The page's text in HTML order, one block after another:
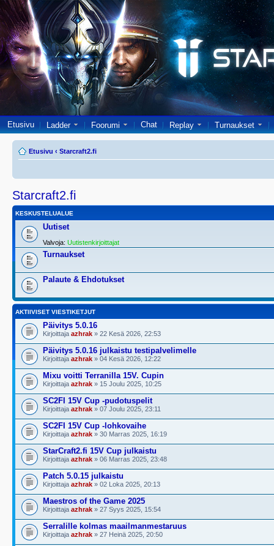
Etusivu Ladder Foorumi Chat Replay Turnaukset
Etusivu ‹ Starcraft2.fi
Starcraft2.fi
KESKUSTELUALUE
Uutiset
Valvoja: Uutistenkirjoittajat
Turnaukset
Palaute & Ehdotukset
AKTIIVISET VIESTIKETJUT
Päivitys 5.0.16
Kirjoittaja azhrak » 22 Kesä 2026, 22:53
Päivitys 5.0.16 julkaistu testipalvelimelle
Kirjoittaja azhrak » 04 Kesä 2026, 12:22
Mixu voitti Terranilla 15V. Cupin
Kirjoittaja azhrak » 15 Joulu 2025, 10:25
SC2FI 15V Cup -pudotuspelit
Kirjoittaja azhrak » 07 Joulu 2025, 23:11
SC2FI 15V Cup -lohkovaihe
Kirjoittaja azhrak » 30 Marras 2025, 16:19
StarCraft2.fi 15V Cup julkaistu
Kirjoittaja azhrak » 06 Marras 2025, 23:48
Patch 5.0.15 julkaistu
Kirjoittaja azhrak » 02 Loka 2025, 20:13
Maestros of the Game 2025
Kirjoittaja azhrak » 27 Syys 2025, 15:54
Serralille kolmas maailmanmestaruus
Kirjoittaja azhrak » 27 Heinä 2025, 20:50